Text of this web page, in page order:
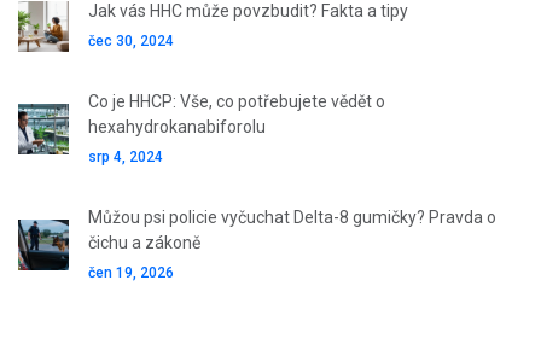
Jak vás HHC může povzbudit? Fakta a tipy
čec 30, 2024
Co je HHCP: Vše, co potřebujete vědět o
hexahydrokanabiforolu
srp 4, 2024
Můžou psi policie vyčuchat Delta-8 gumičky? Pravda o
čichu a zákoně
čen 19, 2026